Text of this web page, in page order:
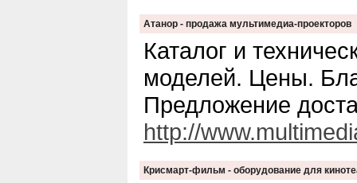
Атанор - продажа мультимедиа-проекторов
Каталог и
моделей. Цены.
Предложение
http://
Крисмарт-фильм - оборудование для